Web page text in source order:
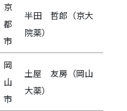
京
都
市
半田 哲郎（京大
院薬）
岡
山
市
土屋 友房（岡山
大薬）